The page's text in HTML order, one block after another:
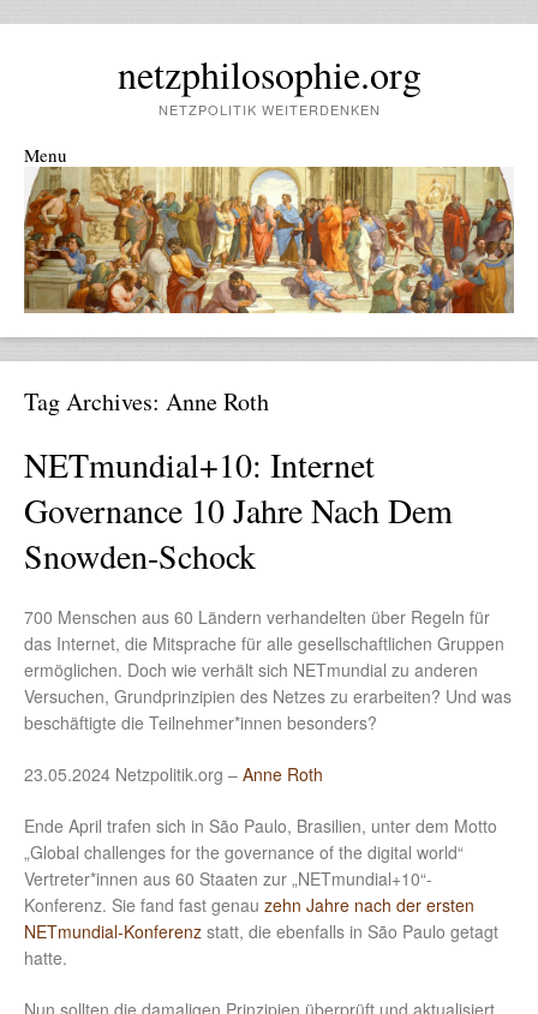
netzphilosophie.org
NETZPOLITIK WEITERDENKEN
Menu
Skip to content
Tag Archives: Anne Roth
NETmundial+10: Internet
Governance 10 Jahre Nach Dem
Snowden-Schock
700 Menschen aus 60 Ländern verhandelten über Regeln für
das Internet, die Mitsprache für alle gesellschaftlichen Gruppen
ermöglichen. Doch wie verhält sich NETmundial zu anderen
Versuchen, Grundprinzipien des Netzes zu erarbeiten? Und was
beschäftigte die Teilnehmer*innen besonders?
23.05.2024 Netzpolitik.org – Anne Roth
Ende April trafen sich in São Paulo, Brasilien, unter dem Motto
„Global challenges for the governance of the digital world“
Vertreter*innen aus 60 Staaten zur „NETmundial+10“-
Konferenz. Sie fand fast genau zehn Jahre nach der ersten
NETmundial-Konferenz statt, die ebenfalls in São Paulo getagt
hatte.